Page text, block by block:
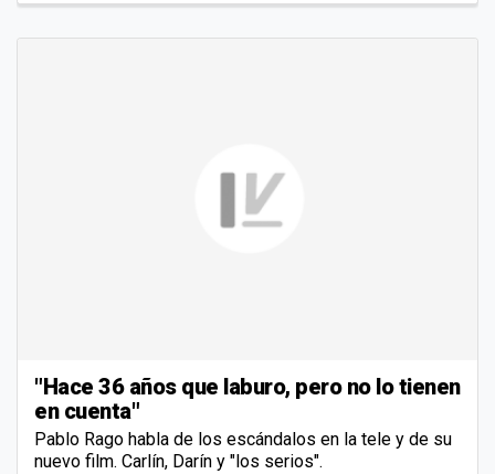
"Hace 36 años que laburo, pero no lo tienen
en cuenta"
Pablo Rago habla de los escándalos en la tele y de su
nuevo film. Carlín, Darín y "los serios".